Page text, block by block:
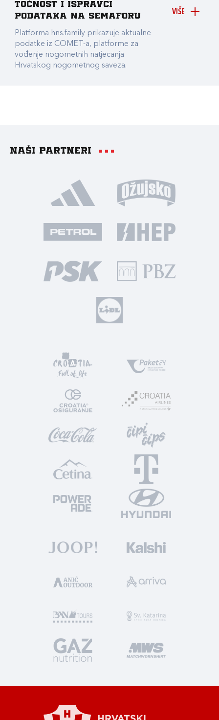
VIŠE
točnost i ispravci
podataka na Semaforu
Platforma hns.family prikazuje aktualne
podatke iz COMET-a, platforme za
vođenje nogometnih natjecanja
Hrvatskog nogometnog saveza.
Naši partneri